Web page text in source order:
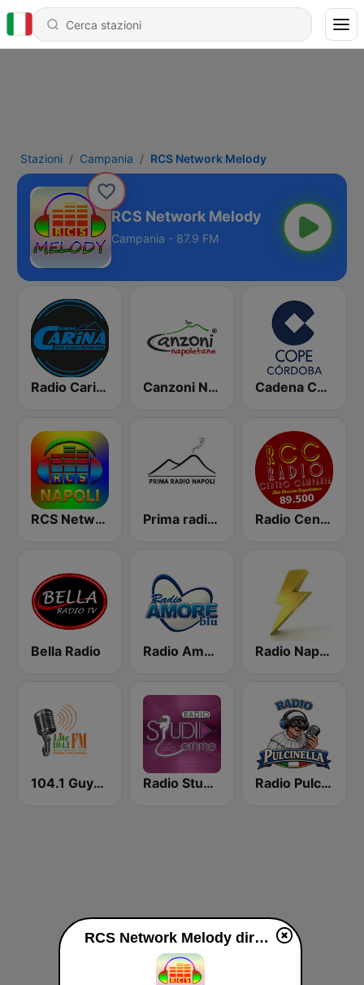
Stazioni Campania RCS Network Melody
RCS Network Melody
Campania - 87.9 FM
Radio Carina Solo Musica Napoletana Canzoni Napoletane Cadena COPE Córdoba
RCS Network Napoli Prima radio napoli Radio Centro Campania
Bella Radio Radio Amore Blu Radio Napoli 20 23
104.1 Guyana Lite FM Radio Studio Emme Radio Pulcinella Napoli
RCS Network Melody diretta